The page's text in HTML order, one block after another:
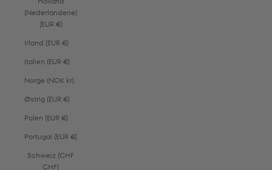
(Nederlandene)
(EUR €)
Irland (EUR €)
Italien (EUR €)
Norge (NOK kr)
Østrig (EUR €)
Polen (EUR €)
Portugal (EUR €)
Schweiz (CHF
CHF)